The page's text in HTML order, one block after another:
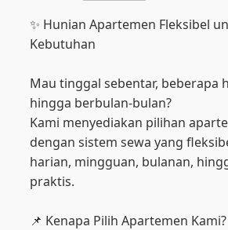
✨ Hunian Apartemen Fleksibel
Kebutuhan
Mau tinggal sebentar, beberapa
hingga berbulan-bulan?
Kami menyediakan pilihan
dengan sistem sewa yang
harian, mingguan, bulanan,
praktis.
📌 Kenapa Pilih Apartemen Kami?